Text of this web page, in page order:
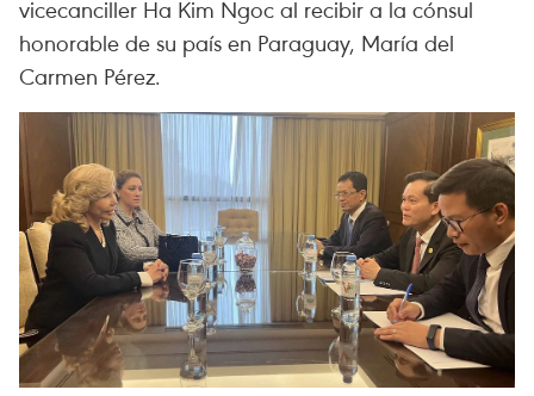
vicecanciller Ha Kim Ngoc al recibir a la cónsul
honorable de su país en Paraguay, María del
Carmen Pérez.